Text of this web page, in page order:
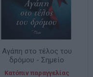
Αγάπη στο τέλος του
δρόμου - Σημείο
συνάντησης Ν.2
Κατόπιν παραγγελίας